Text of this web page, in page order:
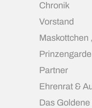
Chronik
Vorstand
Maskottchen
Partner
Ehrenrat &
Das